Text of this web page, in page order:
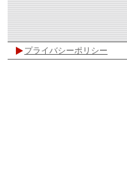
プライバシーポリシー